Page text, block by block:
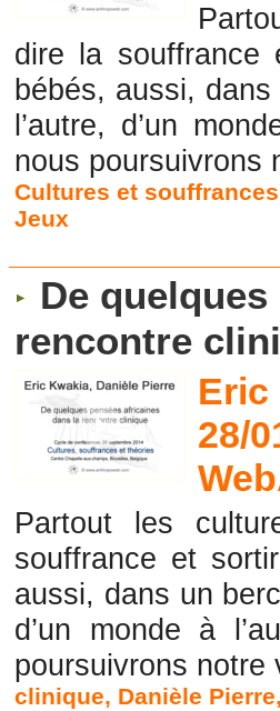
dire la souffrance
bébés, aussi,
l’autre, d’un
nous poursuivrons
Cultures et souffrances
Jeux
De
rencontre
Eric
28/
Partout les
souffrance et
aussi, dans un
d’un monde à
poursuivrons notre
clinique, Danièle Pierre,